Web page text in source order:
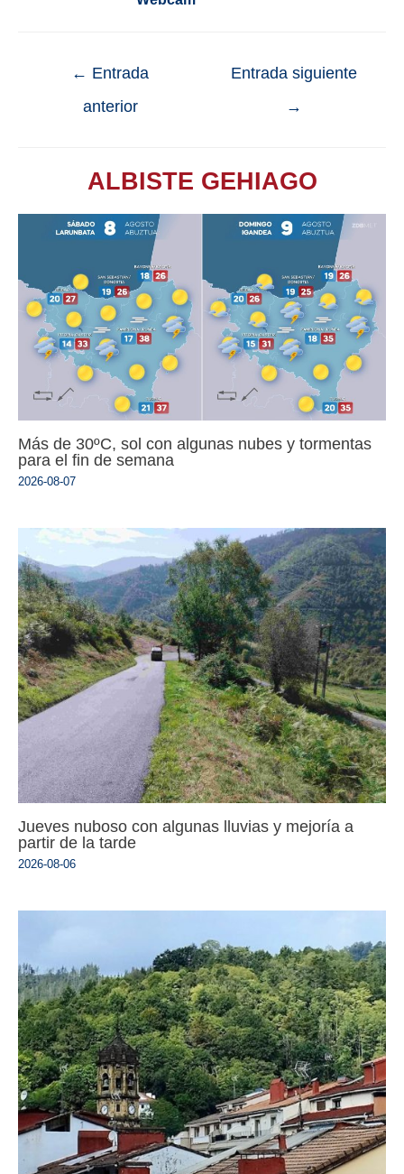
← Entrada
anterior
Entrada siguiente
→
ALBISTE GEHIAGO
Más de 30ºC, sol con algunas nubes y tormentas
para el fin de semana
2026-08-07
Jueves nuboso con algunas lluvias y mejoría a
partir de la tarde
2026-08-06